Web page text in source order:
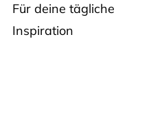
Für deine tägliche
Inspiration